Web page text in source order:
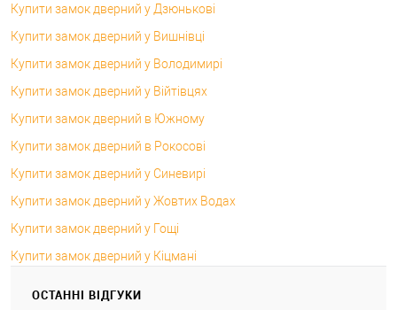
Купити замок дверний у Дзюнькові
Купити замок дверний у Вишнівці
Купити замок дверний у Володимирі
Купити замок дверний у Війтівцях
Купити замок дверний в Южному
Купити замок дверний в Рокосові
Купити замок дверний у Синевирі
Купити замок дверний у Жовтих Водах
Купити замок дверний у Гощі
Купити замок дверний у Кіцмані
ОСТАННІ ВІДГУКИ